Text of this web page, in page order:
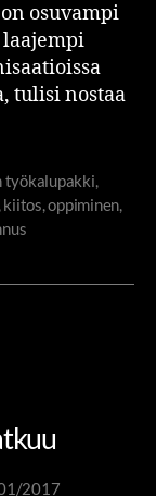
osuvampi
tulisi nostaa
työkalupakki,
,kiitos,oppiminen,
2017